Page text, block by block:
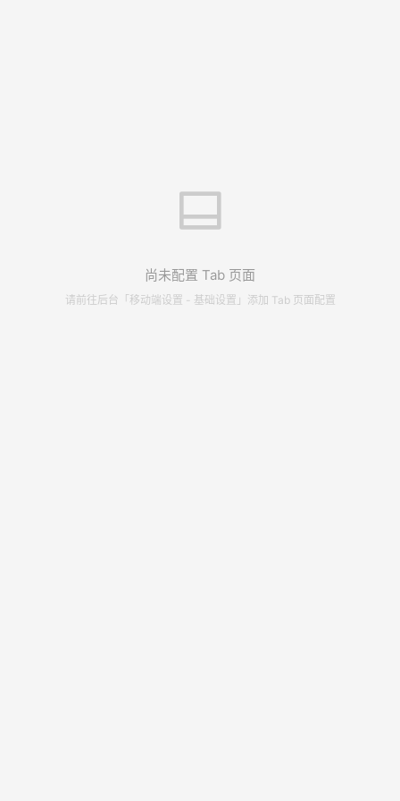
尚未配置 Tab 页面
请前往后台「移动端设置 - 基础设置」添加 Tab 页面配置